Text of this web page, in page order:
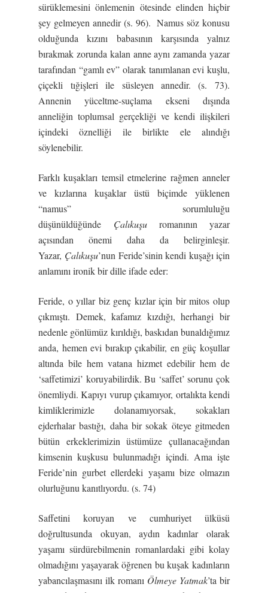
sürüklemesini önlemenin ötesinde elinden hiçbir
şey gelmeyen annedir (s. 96). Namus söz konusu
olduğunda kızını babasının karşısında yalnız
bırakmak zorunda kalan anne aynı zamanda yazar
tarafından “gamlı ev” olarak tanımlanan evi kuşlu,
çiçekli tığişleri ile süsleyen annedir. (s. 73).
Annenin yüceltme-suçlama ekseni dışında
anneliğin toplumsal gerçekliği ve kendi ilişkileri
içindeki öznelliği ile birlikte ele alındığı
söylenebilir.
Farklı kuşakları temsil etmelerine rağmen anneler
ve kızlarına kuşaklar üstü biçimde yüklenen
“namus” sorumluluğu
düşünüldüğünde Çalıkuşuromanının yazar
açısından önemi daha da belirginleşir.
Yazar, Çalıkuşu’nun Feride’sinin kendi kuşağı için
anlamını ironik bir dille ifade eder:
Feride, o yıllar biz genç kızlar için bir mitos olup
çıkmıştı. Demek, kafamız kızdığı, herhangi bir
nedenle gönlümüz kırıldığı, baskıdan bunaldığımız
anda, hemen evi bırakıp çıkabilir, en güç koşullar
altında bile hem vatana hizmet edebilir hem de
‘saffetimizi’ koruyabilirdik. Bu ‘saffet’ sorunu çok
önemliydi. Kapıyı vurup çıkamıyor, ortalıkta kendi
kimliklerimizle dolanamıyorsak, sokakları
ejderhalar bastığı, daha bir sokak öteye gitmeden
bütün erkeklerimizin üstümüze çullanacağından
kimsenin kuşkusu bulunmadığı içindi. Ama işte
Feride’nin gurbet ellerdeki yaşamı bize olmazın
olurluğunu kanıtlıyordu. (s. 74)
Saffetini koruyan ve cumhuriyet ülküsü
doğrultusunda okuyan, aydın kadınlar olarak
yaşamı sürdürebilmenin romanlardaki gibi kolay
olmadığını yaşayarak öğrenen bu kuşak kadınların
yabancılaşmasını ilk romanı Ölmeye Yatmak’ta bir